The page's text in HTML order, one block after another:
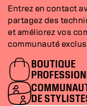
Entrez en contact
partagez des
et améliorez vos
communauté
BOUTIQUE
DE